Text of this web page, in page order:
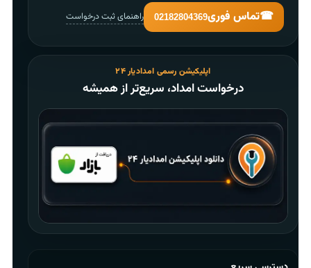
☎تماس فوری02182804369 راهنمای ثبت درخواست
اپلیکیشن رسمی امدادیار ۲۴
درخواست امداد، سریع‌تر از همیشه